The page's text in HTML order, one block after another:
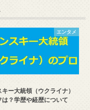
エンタメ
ー大統領（ウクライナ）
は？学歴や経歴について